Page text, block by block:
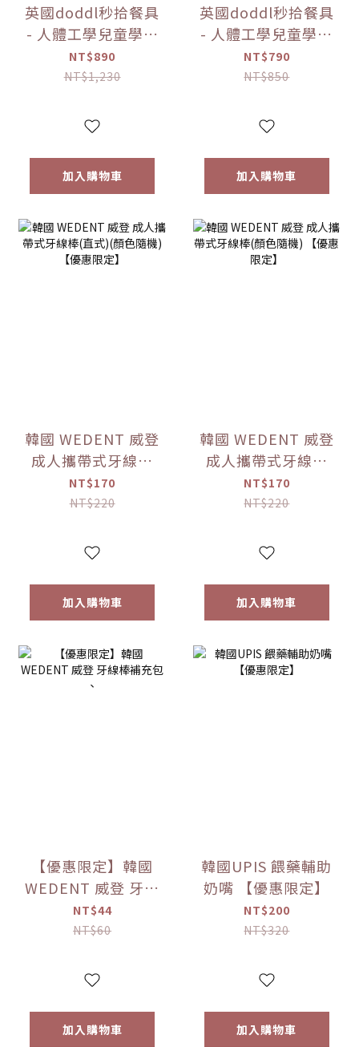
英國doddl秒拾餐具
- 人體工學兒童學習
餐具3件組 4款可選
【優惠限定】
NT$890
NT$1,230
加入購物車
英國doddl秒拾餐具
- 人體工學兒童學習
餐具2件組 4款可選
【優惠限定】
NT$790
NT$850
加入購物車
韓國 WEDENT 威登
成人攜帶式牙線棒
(直式)(顏色隨機)
【優惠限定】
NT$170
NT$220
加入購物車
韓國 WEDENT 威登
成人攜帶式牙線棒
(顏色隨機) 【優惠
限定】
NT$170
NT$220
加入購物車
【優惠限定】韓國
WEDENT 威登 牙線
棒補充包 、
NT$44
NT$60
加入購物車
韓國UPIS 餵藥輔助
奶嘴 【優惠限定】
NT$200
NT$320
加入購物車